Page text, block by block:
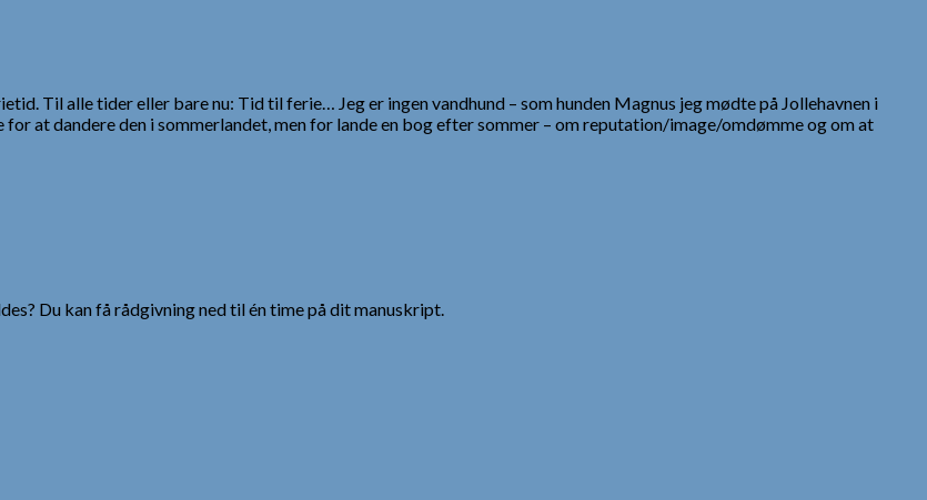
Til alle tider eller bare nu: Tid til ferie… Jeg er ingen vandhund – som hunden Magnus jeg mødte på Jollehavnen i
at dandere den i sommerlandet, men for lande en bog efter sommer – om reputation/image/omdømme og om at
Du kan få rådgivning ned til én time på dit manuskript.